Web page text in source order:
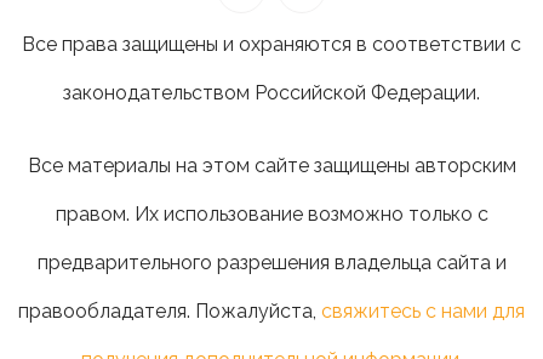
Все права защищены и охраняются в соответствии с
законодательством Российской Федерации.
Все материалы на этом сайте защищены авторским
правом. Их использование возможно только с
предварительного разрешения владельца сайта и
правообладателя. Пожалуйста, свяжитесь с нами для